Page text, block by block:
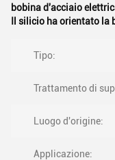
bobina d'acciaio
Il silicio ha orientato
Tipo:
Trattamento di
Luogo d'origine:
Applicazione: